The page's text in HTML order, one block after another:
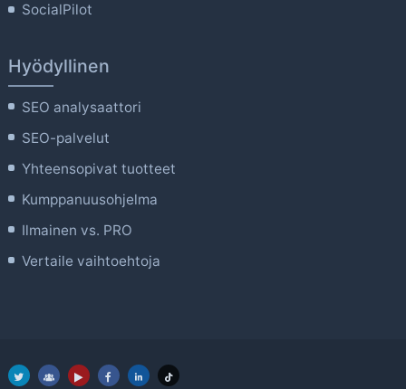
SocialPilot
Hyödyllinen
SEO analysaattori
SEO-palvelut
Yhteensopivat tuotteet
Kumppanuusohjelma
Ilmainen vs. PRO
Vertaile vaihtoehtoja